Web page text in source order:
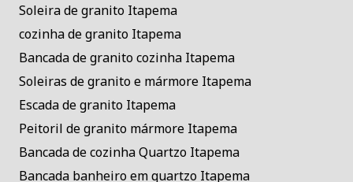
Soleira de granito Itapema
cozinha de granito Itapema
Bancada de granito cozinha Itapema
Soleiras de granito e mármore Itapema
Escada de granito Itapema
Peitoril de granito mármore Itapema
Bancada de cozinha Quartzo Itapema
Bancada banheiro em quartzo Itapema